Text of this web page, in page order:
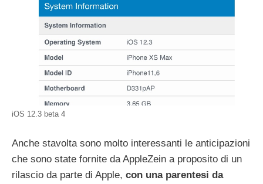
iOS 12.3 beta 4
Anche stavolta sono molto interessanti le anticipazioni
che sono state fornite da AppleZein a proposito di un
rilascio da parte di Apple, con una parentesi da